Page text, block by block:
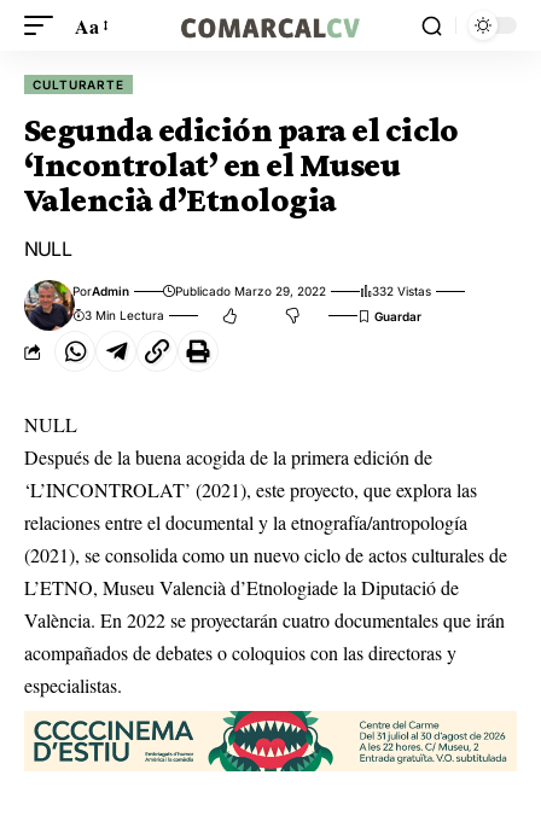
Aa
CULTURARTE
Segunda edición para el ciclo
‘Incontrolat’ en el Museu
Valencià d’Etnologia
NULL
PorAdmin Publicado Marzo 29, 2022
332 Vistas
3 Min Lectura
NULL
Después de la buena acogida de la primera edición de
‘L’INCONTROLAT’ (2021), este proyecto, que explora las
relaciones entre el documental y la etnografía/antropología
(2021), se consolida como un nuevo ciclo de actos culturales de
L’ETNO, Museu Valencià d’Etnologiade la Diputació de
València. En 2022 se proyectarán cuatro documentales que irán
acompañados de debates o coloquios con las directoras y
especialistas.